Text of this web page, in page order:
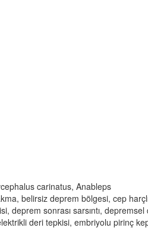
carinatus, Anableps
belirsiz deprem bölgesi, cep
deprem sonrası sarsıntı, depremsel
deri tepkisi, embriyolu pirinç